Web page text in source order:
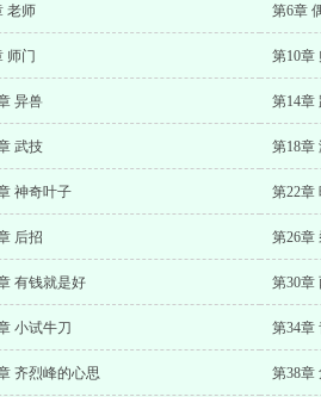
老师 第6章
师门 第10章
异兽 第14章
武技 第18章
神奇叶子 第22章
后招 第26章
有钱就是好 第30章
小试牛刀 第34章
齐烈峰的心思 第38章